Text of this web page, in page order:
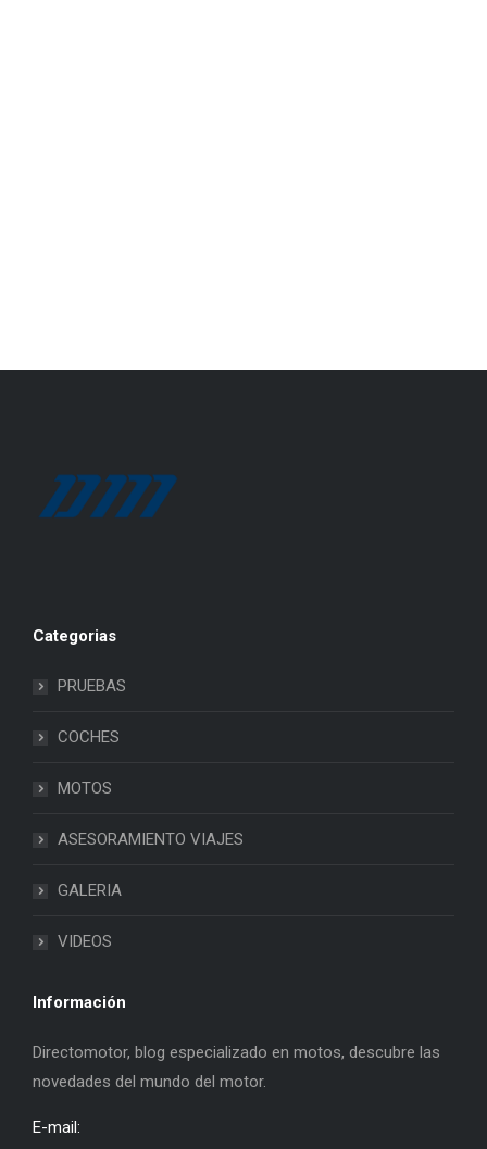
Categorias
PRUEBAS
COCHES
MOTOS
ASESORAMIENTO VIAJES
GALERIA
VIDEOS
Información
Directomotor, blog especializado en motos, descubre las
novedades del mundo del motor.
E-mail: